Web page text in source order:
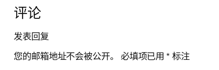
评论
发表回复
您的邮箱地址不会被公开。 必填项已用*标注